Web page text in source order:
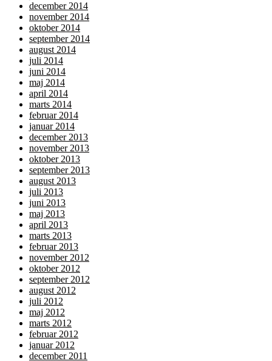
december 2014
november 2014
oktober 2014
september 2014
august 2014
juli 2014
juni 2014
maj 2014
april 2014
marts 2014
februar 2014
januar 2014
december 2013
november 2013
oktober 2013
september 2013
august 2013
juli 2013
juni 2013
maj 2013
april 2013
marts 2013
februar 2013
november 2012
oktober 2012
september 2012
august 2012
juli 2012
maj 2012
marts 2012
februar 2012
januar 2012
december 2011